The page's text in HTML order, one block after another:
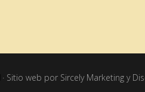
· Sitio web por Sircely Marketing y